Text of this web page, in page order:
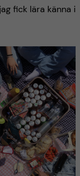
fick lära känna i